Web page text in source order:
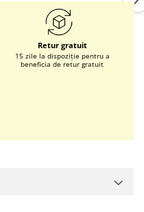
Retur gratuit
15 zile la dispoziție pentru a
beneficia de retur gratuit